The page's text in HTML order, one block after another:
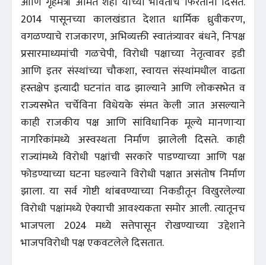
2014 पासूनच्या कालखंडात देशात धार्मिक ध्रुवीकरण,
वगळण्याचे राजकारण, अभिव्यक्ती स्वातंत्र्यावर बंधने, निःपक्ष
प्रसारमाध्यमांची गळचेपी, विरोधी पक्षाच्या नेतृत्वावर इडी
आणि इतर संस्थांच्या चौकशा, स्वायत्त संस्थांमधील वाढता
हस्तक्षेप इत्यादी घटनांत वाढ झाल्याने आणि लोकसभेत व
राज्यसभेत चर्चेविना विधेयके संमत केली जात असल्याने
काही राजकीय पक्ष आणि सांविधानिक मूल्ये मानणाऱ्या
नागरिकांमध्ये अस्वस्थता निर्माण झालेली दिसते. काही
राज्यांमध्ये विरोधी पक्षांची सरकारे पाडण्याच्या आणि पक्ष
फोडण्याच्या घटना घडल्याने विरोधी पक्षात असंतोष निर्माण
झाला. या सर्व गोष्टी थांबवण्याच्या निकडीतून विखुरलेल्या
विरोधी पक्षांमध्ये ऐक्याची आवश्यकता समोर आली. त्यातूनच
भाजपला 2024 मध्ये सत्तेपासून रोखण्याच्या उद्देशाने
भाजपविरोधी पक्ष एकवटलेले दिसतात.